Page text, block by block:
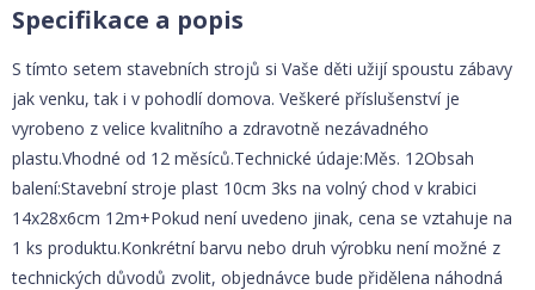
Specifikace a popis
S tímto setem stavebních strojů si Vaše děti užijí spoustu zábavy
jak venku, tak i v pohodlí domova. Veškeré příslušenství je
vyrobeno z velice kvalitního a zdravotně nezávadného
plastu.Vhodné od 12 měsíců.Technické údaje:Měs. 12Obsah
balení:Stavební stroje plast 10cm 3ks na volný chod v krabici
14x28x6cm 12m+Pokud není uvedeno jinak, cena se vztahuje na
1 ks produktu.Konkrétní barvu nebo druh výrobku není možné z
technických důvodů zvolit, objednávce bude přidělena náhodná